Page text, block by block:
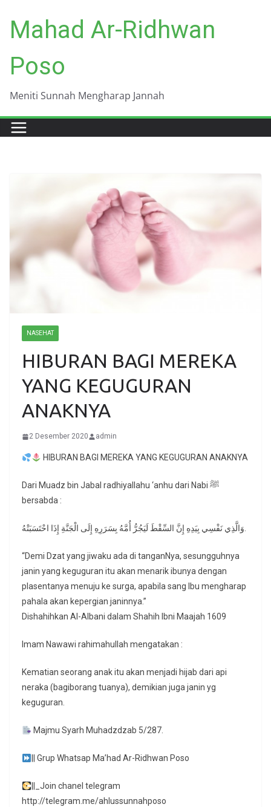
content
Mahad Ar-Ridhwan
Poso
Meniti Sunnah Mengharap Jannah
NASEHAT
HIBURAN BAGI MEREKA
YANG KEGUGURAN
ANAKNYA
2 Desember 2020 admin
HIBURAN BAGI MEREKA YANG KEGUGURAN ANAKNYA
Dari Muadz bin Jabal radhiyallahu ‘anhu dari Nabi ﷺ
bersabda :
وَالَّذِي نَفْسِي بِيَدِهِ إِنَّ السِّقْطَ لَيَجُرُّ أُمَّهُ بِسَرَرِهِ إِلَى الْجَنَّةِ إِذَا احْتَسَبَتْهُ.
“Demi Dzat yang jiwaku ada di tanganNya, sesungguhnya
janin yang keguguran itu akan menarik ibunya dengan
plasentanya menuju ke surga, apabila sang Ibu mengharap
pahala akan kepergian janinnya.”
Dishahihkan Al-Albani dalam Shahih Ibni Maajah 1609
Imam Nawawi rahimahullah mengatakan :
Kematian seorang anak itu akan menjadi hijab dari api
neraka (bagiborang tuanya), demikian juga janin yg
keguguran.
Majmu Syarh Muhadzdzab 5/287.
|| Grup Whatsap Ma’had Ar-Ridhwan Poso
||_Join chanel telegram
http://telegram.me/ahlussunnahposo